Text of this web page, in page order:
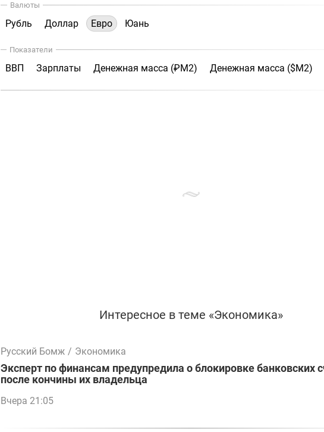
Валюты
Рубль Доллар Евро Юань
Показатели
ВВП Зарплаты Денежная масса (₽М2) Денежная масса ($М2)
Интересное в теме «Экономика»
Русский Бомж / Экономика
Эксперт по финансам предупредила о блокировке банковских
после кончины их владельца
Вчера 21:05